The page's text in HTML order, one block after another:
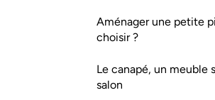
Aménager une petite
choisir ?
Le canapé, un meuble
salon